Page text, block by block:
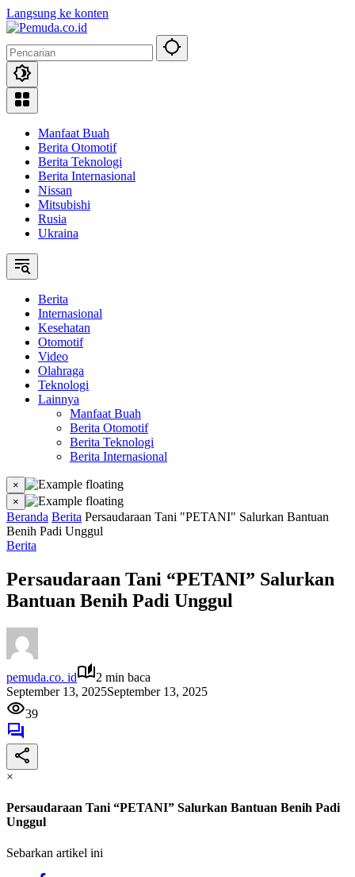
Langsung ke konten
Manfaat Buah
Berita Otomotif
Berita Teknologi
Berita Internasional
Nissan
Mitsubishi
Rusia
Ukraina
Berita
Internasional
Kesehatan
Otomotif
Video
Olahraga
Teknologi
Lainnya
Manfaat Buah
Berita Otomotif
Berita Teknologi
Berita Internasional
×
×
Beranda Berita Persaudaraan Tani "PETANI" Salurkan Bantuan
Benih Padi Unggul
Berita
Persaudaraan Tani “PETANI” Salurkan
Bantuan Benih Padi Unggul
pemuda.co. id
2 min baca
September 13, 2025September 13, 2025
39
×
Persaudaraan Tani “PETANI” Salurkan Bantuan Benih Padi
Unggul
Sebarkan artikel ini